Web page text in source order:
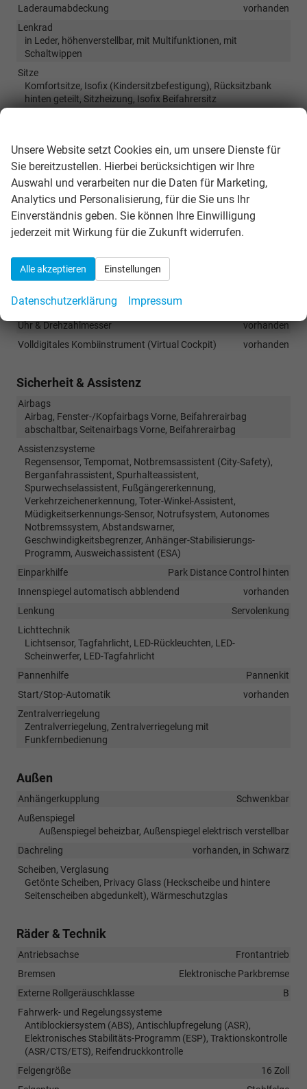
Laderaumabdeckung
vorhanden
Lenkrad
in Leder, höhenverstellbar, mit Multifunktionen, mit
Schaltwippen
Sitze
Komfortsitze, Isofix (Kindersitzbefestigung), Rücksitzbank
hinten geteilt, Sitzheizung, Isofix Beifahrersitz
Höhenverstellbarer Fahrer- und Beifahrersitz
Infotainment & Kommunikation
Audioanlage
Radio/MP3-Player, Radio, Schnittstelle MP3, Schnittstelle USB,
Digitalradio DAB, Farbdisplay, Musikstreaming integriert,
Außentemperaturanzeige
Telefon
Freisprecheinrichtung, Bluetooth
Uhr & Drehzahlmesser
vorhanden
Volldigitales Kombiinstrument (Virtual Cockpit)
vorhanden
Sicherheit & Assistenz
Airbags
Airbag, Fenster-/Kopfairbags Vorne, Beifahrerairbag
abschaltbar, Seitenairbags Vorne, Beifahrerairbag
Assistenzsysteme
Regensensor, Tempomat, Notbremsassistent (City-Safety),
Berganfahrassistent, Spurhalteassistent,
Spurwechselassistent, Fußgängererkennung,
Verkehrzeichenerkennung, Toter-Winkel-Assistent,
Müdigkeitserkennungs-Sensor, Notrufsystem, Autonomes
Notbremssystem, Abstandswarner,
Geschwindigkeitsbegrenzer, Anhänger-Stabilisierungs-
Programm, Ausweichassistent (ESA)
Einparkhilfe
Park Distance Control hinten
Innenspiegel automatisch abblendend
vorhanden
Lenkung
Servolenkung
Lichttechnik
Lichtsensor, Tagfahrlicht, LED-Rückleuchten, LED-
Scheinwerfer, LED-Tagfahrlicht
Pannenhilfe
Pannenkit
Start/Stop-Automatik
vorhanden
Zentralverriegelung
Zentralverriegelung, Zentralverriegelung mit
Funkfernbedienung
Außen
Anhängerkupplung
Schwenkbar
Außenspiegel
Außenspiegel beheizbar, Außenspiegel elektrisch verstellbar
Dachreling
vorhanden, in Schwarz
Scheiben, Verglasung
Getönte Scheiben, Privacy Glass (Heckscheibe und hintere
Seitenscheiben abgedunkelt), Wärmeschutzglas
Räder & Technik
Antriebsachse
Frontantrieb
Bremsen
Elektronische Parkbremse
Externe Rollgeräuschklasse
B
Fahrwerk- und Regelungssysteme
Antiblockiersystem (ABS), Antischlupfregelung (ASR),
Elektronisches Stabilitäts-Programm (ESP), Traktionskontrolle
(ASR/CTS/ETS), Reifendruckkontrolle
Felgengröße
16 Zoll
Unsere Website setzt Cookies ein, um unsere Dienste für
Sie bereitzustellen. Hierbei berücksichtigen wir Ihre
Auswahl und verarbeiten nur die Daten für Marketing,
Analytics und Personalisierung, für die Sie uns Ihr
Einverständnis geben. Sie können Ihre Einwilligung
jederzeit mit Wirkung für die Zukunft widerrufen.
Alle akzeptieren Einstellungen
Datenschutzerklärung Impressum